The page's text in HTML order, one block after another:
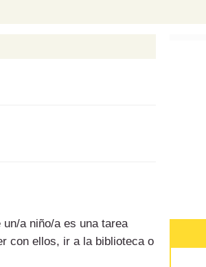
a niño/a es una tarea
con ellos, ir a la biblioteca o